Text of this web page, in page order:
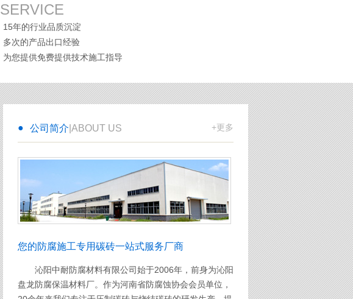
SERVICE
15年的行业品质沉淀
多次的产品出口经验
为您提供免费提供技术施工指导
公司简介 |ABOUT US +更多
您的防腐施工专用碳砖一站式服务厂商
沁阳中耐防腐材料有限公司始于2006年，前身为沁阳
盘龙防腐保温材料厂。作为河南省防腐蚀协会会员单位，